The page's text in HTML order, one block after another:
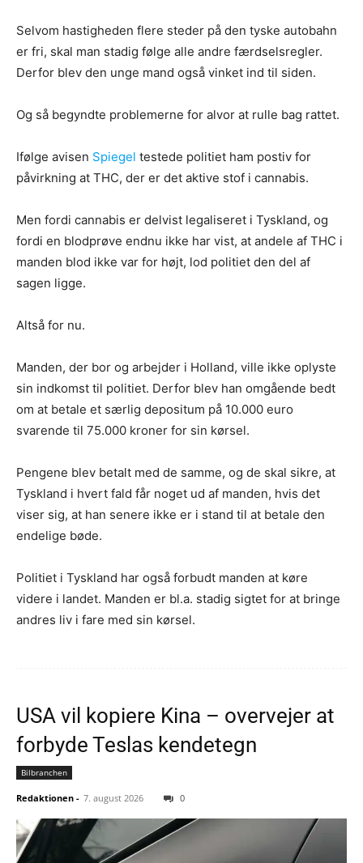
Selvom hastigheden flere steder på den tyske autobahn
er fri, skal man stadig følge alle andre færdselsregler.
Derfor blev den unge mand også vinket ind til siden.
Og så begyndte problemerne for alvor at rulle bag rattet.
Ifølge avisen Spiegel testede politiet ham postiv for
påvirkning at THC, der er det aktive stof i cannabis.
Men fordi cannabis er delvist legaliseret i Tyskland, og
fordi en blodprøve endnu ikke har vist, at andele af THC i
manden blod ikke var for højt, lod politiet den del af
sagen ligge.
Altså for nu.
Manden, der bor og arbejder i Holland, ville ikke oplyste
sin indkomst til politiet. Derfor blev han omgående bedt
om at betale et særlig depositum på 10.000 euro
svarende til 75.000 kroner for sin kørsel.
Pengene blev betalt med de samme, og de skal sikre, at
Tyskland i hvert fald får noget ud af manden, hvis det
viser sig, at han senere ikke er i stand til at betale den
endelige bøde.
Politiet i Tyskland har også forbudt manden at køre
videre i landet. Manden er bl.a. stadig sigtet for at bringe
andres liv i fare med sin kørsel.
USA vil kopiere Kina – overvejer at
forbyde Teslas kendetegn
Bilbranchen
Redaktionen - 7. august 2026 0